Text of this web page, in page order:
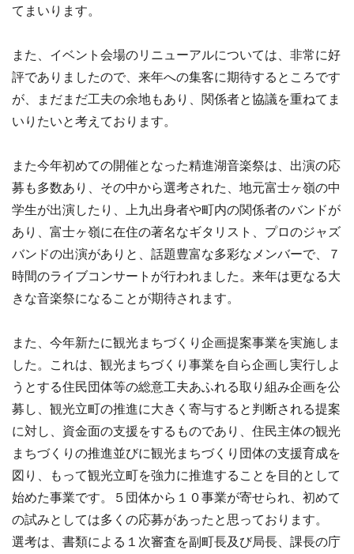
てまいります。
また、イベント会場のリニューアルについては、非常に好
評でありましたので、来年への集客に期待するところです
が、まだまだ工夫の余地もあり、関係者と協議を重ねてま
いりたいと考えております。
また今年初めての開催となった精進湖音楽祭は、出演の応
募も多数あり、その中から選考された、地元富士ヶ嶺の中
学生が出演したり、上九出身者や町内の関係者のバンドが
あり、富士ヶ嶺に在住の著名なギタリスト、プロのジャズ
バンドの出演がありと、話題豊富な多彩なメンバーで、７
時間のライブコンサートが行われました。来年は更なる大
きな音楽祭になることが期待されます。
また、今年新たに観光まちづくり企画提案事業を実施しま
した。これは、観光まちづくり事業を自ら企画し実行しよ
うとする住民団体等の総意工夫あふれる取り組み企画を公
募し、観光立町の推進に大きく寄与すると判断される提案
に対し、資金面の支援をするものであり、住民主体の観光
まちづくりの推進並びに観光まちづくり団体の支援育成を
図り、もって観光立町を強力に推進することを目的として
始めた事業です。５団体から１０事業が寄せられ、初めて
の試みとしては多くの応募があったと思っております。
選考は、書類による１次審査を副町長及び局長、課長の庁